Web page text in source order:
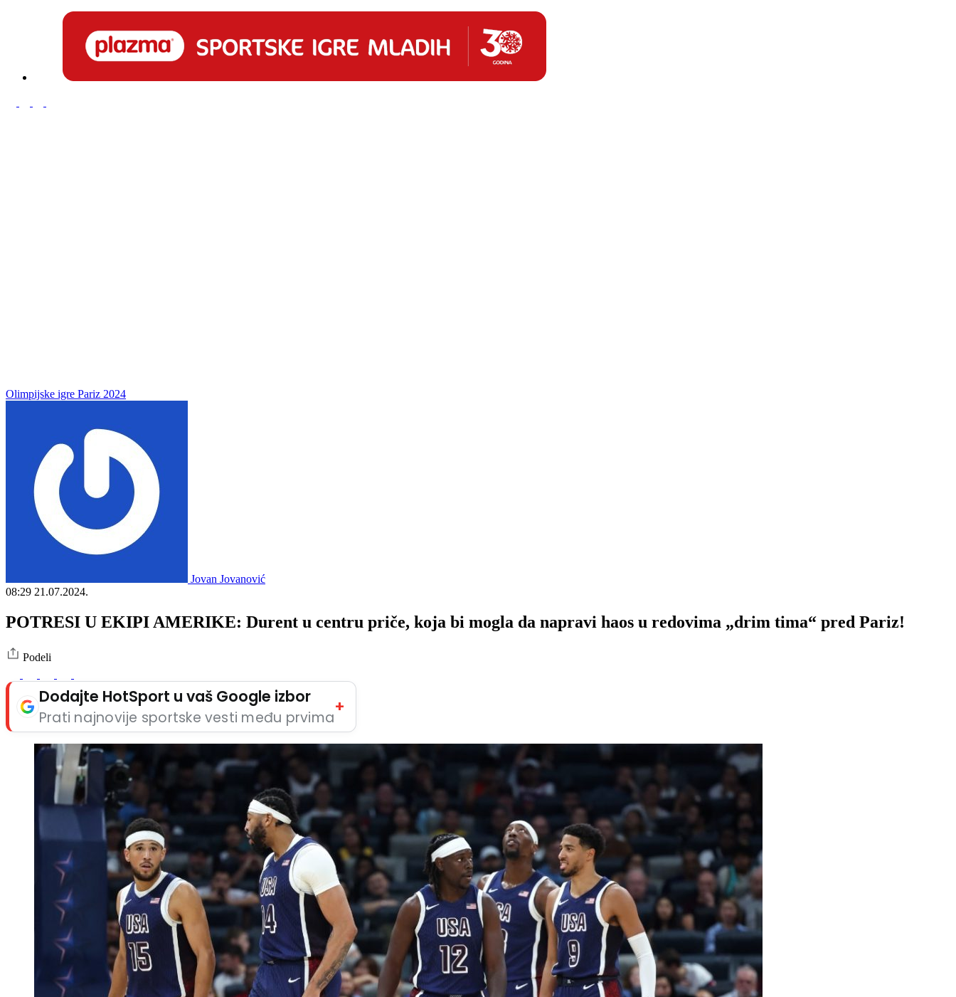
Olimpijske igre Pariz 2024
Jovan Jovanović
08:29 21.07.2024.
POTRESI U EKIPI AMERIKE: Durent u centru priče, koja bi mogla da napravi haos u redovima „drim tima“ pred Pariz!
Podeli
Dodajte HotSport u vaš Google izbor
Prati najnovije sportske vesti među prvima
+